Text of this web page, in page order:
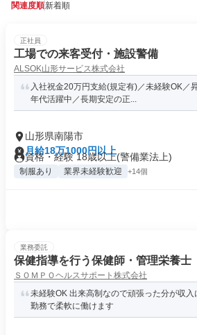
関連度順新着順
正社員
工場での来客受付・施設警備
ALSOK山形サービス株式会社
入社祝金20万円支給(規定有)／未経験OK／
年代活躍中／長期安定の正...
山形県南陽市
月給18万1000円以上
資格・経験 18歳以上(警備業法上)
制服あり 業界未経験歓迎 +14個
業務委託
保健指導を行う保健師・管理栄養士
ＳＯＭＰＯヘルスサポート株式会社
未経験OK 出来高制なので頑張った分が収
勤務で柔軟に働けます